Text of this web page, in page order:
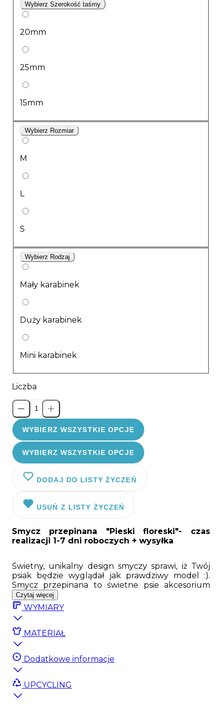
Wybierz Szerokość taśmy
20mm
25mm
15mm
Wybierz Rozmiar
M
L
S
Wybierz Rodzaj
Mały karabinek
Duży karabinek
Mini karabinek
Liczba
WYBIERZ WSZYSTKIE OPCJE
WYBIERZ WSZYSTKIE OPCJE
DODAJ DO LISTY ŻYCZEŃ
USUŃ Z LISTY ŻYCZEŃ
Smycz przepinana "Pieski floreski"- czas
realizacji 1-7 dni roboczych + wysyłka
Świetny, unikalny design smyczy sprawi, iż Twój
psiak będzie wyglądał jak prawdziwy model :).
Smycz przepinana to świetne psie akcesorium
przydatne dla każdego psiaka. Smycz posiada
dwa wytrzymałe karabinki pozwalające na
regulację długości, a także na przypięcie do nerki
czy pasa treningowego. Smycz została uszyta
ręcznie z bardzo wytrzymałej dwustronnej taśmy
o szerokości 20mm lub 25mm. Czarne, mocne,
matowe okucia marki Duraflex i super wytrzymały
karabinek gwarantują długotrwałe użytkowanie.
Do wyboru 2 wielkości karabinków mniejszy
(lżejszy) oraz większy (cięższy) pozwalający dobrać
smycz do wagi psa. Smycz posiada 3 miejsca
zapięcia karabinków dając nam możliwość
Czytaj więcej
WYMIARY
MATERIAŁ
Dodatkowe informacje
UPCYCLING